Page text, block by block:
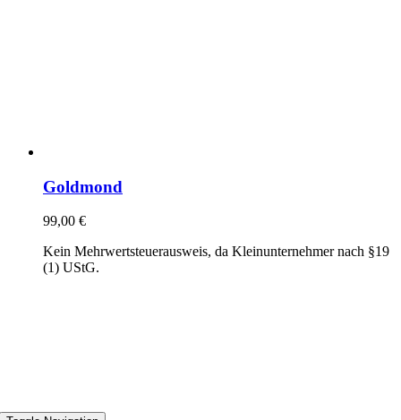
Goldmond
99,00 €
Kein Mehrwertsteuerausweis, da Kleinunternehmer nach §19
(1) UStG.